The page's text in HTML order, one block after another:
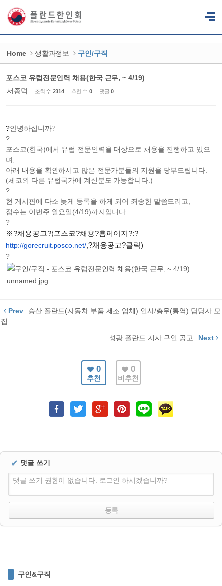
Home 생활과정보 구인/구직
포스코 유럽전문인력 채용(한국 근무, ~ 4/19)
서종덕
조회 수 2314 추천 수 0 댓글 0
?안녕하십니까?
?
포스코(한국)에서 유럽 전문인력을 대상으로 채용을 진행하고 있으
며,
아래 내용을 확인하시고 많은 전문가분들의 지원을 당부드립니다.
(체코외 다른 유럽국가에 계신분도 가능합니다.)
?
현 게시판에 다소 늦게 등록을 하게 되어 죄송한 말씀드리고,
접수는 이번주 일요일(4/19)까지입니다.
?
※?채용공고?(포스코?채용?홈페이지?:?
http://gorecruit.posco.net/,?채용공고?클릭)
?
Prev
승산 폴란드(자동차 부품 제조 업체) 인사/총무(통역) 담당자 모
집
성광 폴란드 지사 구인 공고 Next
0
추천
0
비추천
✔ 댓글 쓰기
댓글 쓰기 권한이 없습니다. 로그인 하시겠습니까?
구인&구직